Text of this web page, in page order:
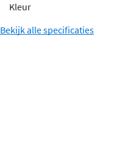
Kleur
Bekijk alle specificaties